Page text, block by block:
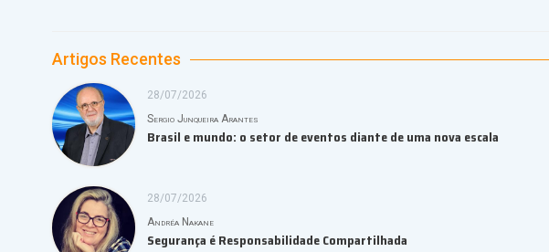
Artigos Recentes
28/07/2026
Sergio Junqueira Arantes
Brasil e mundo: o setor de eventos diante de uma nova escala
28/07/2026
Andréa Nakane
Segurança é Responsabilidade Compartilhada